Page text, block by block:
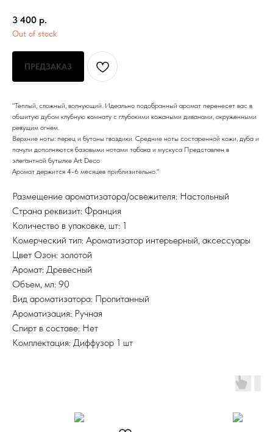
3 400 р.
Out of stock
ПРЕДЗАКАЗ
"Теплый, сложный, волнующий. Идеально подобранный аромат перенесет вас в
обшитую дубом клубную комнату с глубокими кожаными диванами, окруженными
ревущим огнем.
Верхние ноты: перец и бутоны гвоздики. Средние ноты состаренной кожи, дуба и
пачули дополняются базовыми нотами табака и мускуса Представлен в
элегантной бутылке Art Deco
Аромат держится 4-6 месяцев приблизительно."
Размещение ароматизатора/освежителя: Настольный
Страна реквизит: Франция
Количество в упаковке, шт: 1
Комерческий тип: Ароматизатор интерьерный, аксессуары
Цвет Озон: золотой
Аромат: Древесный
Объем, мл: 90
Вид ароматизатора: Пропитанный
Ароматизация: Ручная
Спирт в составе: Нет
Комплектация: Диффузор 1 шт